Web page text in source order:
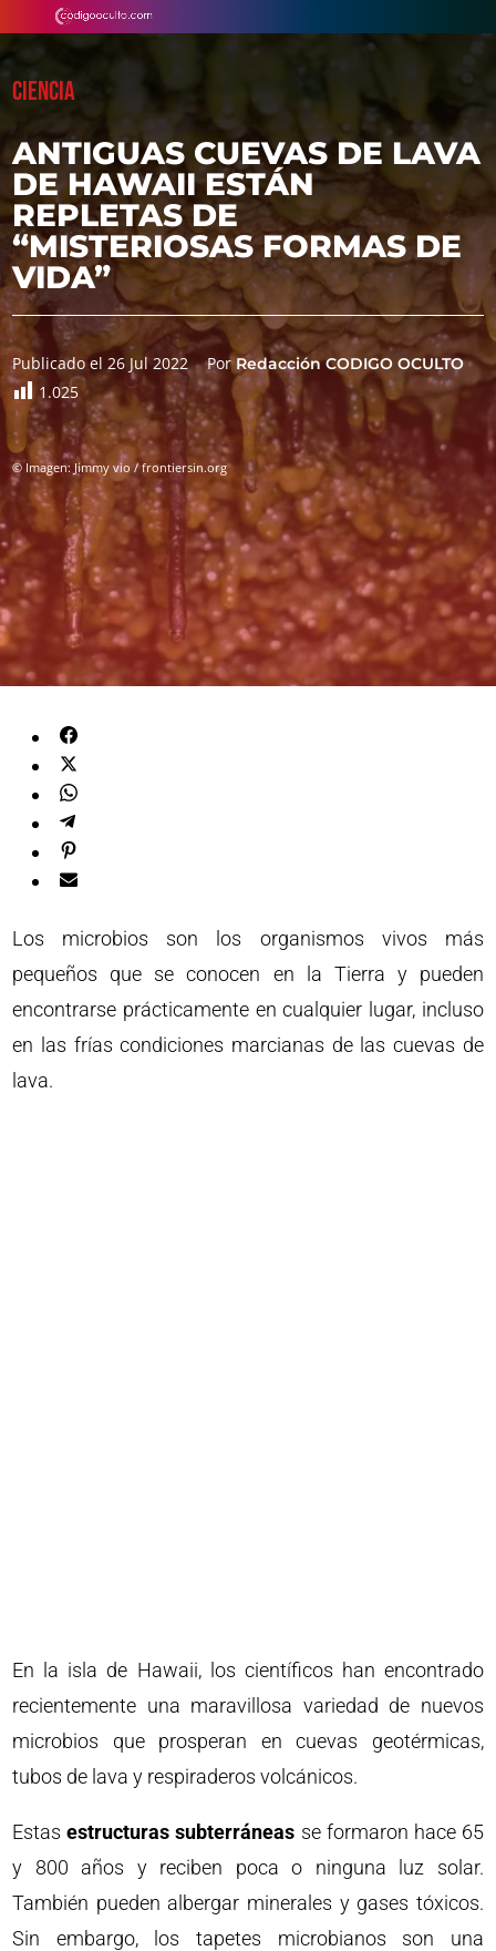
CIENCIA
ANTIGUAS CUEVAS DE LAVA
DE HAWAII ESTÁN
REPLETAS DE
“MISTERIOSAS FORMAS DE
VIDA”
Publicado el 26 Jul 2022 PorRedacción CODIGO OCULTO
1.025
© Imagen: Jimmy vio / frontiersin.org
Los microbios son los organismos vivos más
pequeños que se conocen en la Tierra y pueden
encontrarse prácticamente en cualquier lugar, incluso
en las frías condiciones marcianas de las cuevas de
lava.
En la isla de Hawaii, los científicos han encontrado
recientemente una maravillosa variedad de nuevos
microbios que prosperan en cuevas geotérmicas,
tubos de lava y respiraderos volcánicos.
Estasestructuras subterráneas se formaron hace 65
y 800 años y reciben poca o ninguna luz solar.
También pueden albergar minerales y gases tóxicos.
Sin embargo, los tapetes microbianos son una